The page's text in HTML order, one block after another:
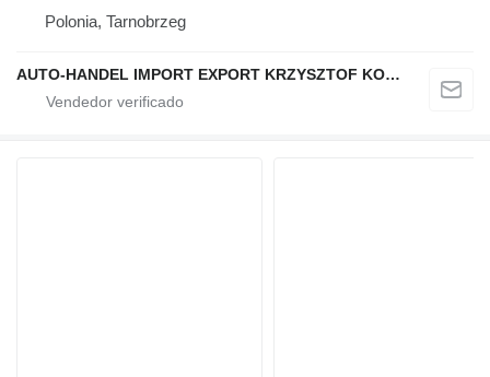
Polonia, Tarnobrzeg
AUTO-HANDEL IMPORT EXPORT KRZYSZTOF KONEFAŁ